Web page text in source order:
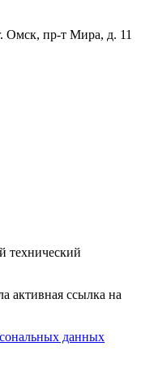
Омск, пр-т Мира, д. 11
технический
активная ссылка на
данных